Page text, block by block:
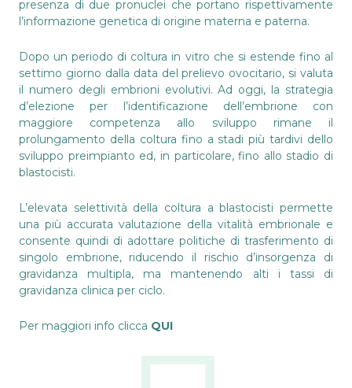
presenza di due pronuclei che portano rispettivamente
l’informazione genetica di origine materna e paterna.
Dopo un periodo di coltura in vitro che si estende fino al
settimo giorno dalla data del prelievo ovocitario, si valuta
il numero degli embrioni evolutivi. Ad oggi, la strategia
d’elezione per l’identificazione dell’embrione con
maggiore competenza allo sviluppo rimane il
prolungamento della coltura fino a stadi più tardivi dello
sviluppo preimpianto ed, in particolare, fino allo stadio di
blastocisti.
L’elevata selettività della coltura a blastocisti permette
una più accurata valutazione della vitalità embrionale e
consente quindi di adottare politiche di trasferimento di
singolo embrione, riducendo il rischio d’insorgenza di
gravidanza multipla, ma mantenendo alti i tassi di
gravidanza clinica per ciclo.
Per maggiori info clicca QUI